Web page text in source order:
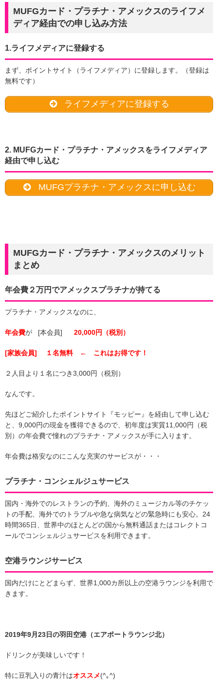
MUFGカード・プラチナ・アメックスのライフメ
ディア経由での申し込み方法
1.ライフメディアに登録する
まず、ポイントサイト（ライフメディア）に登録します。（登録は
無料です）
ライフメディアに登録する
2. MUFGカード・プラチナ・アメックスをライフメディア
経由で申し込む
MUFGプラチナ・アメックスに申し込む
MUFGカード・プラチナ・アメックスのメリット
まとめ
年会費２万円でアメックスプラチナが持てる
プラチナ・アメックスなのに、
年会費が [本会員] 20,000円（税別）
[家族会員] １名無料 ← これはお得です！
２人目より１名につき3,000円（税別）
なんです。
先ほどご紹介したポイントサイト『モッピー』を経由して申し込む
と、9,000円の現金を獲得できるので、初年度は実質11,000円（税
別）の年会費で憧れのプラチナ・アメックスが手に入ります。
年会費は格安なのにこんな充実のサービスが・・・
プラチナ・コンシェルジュサービス
国内・海外でのレストランの予約、海外のミュージカル等のチケッ
トの手配、海外でのトラブルや急な病気などの緊急時にも安心。24
時間365日、世界中のほとんどの国から無料通話またはコレクトコ
ールでコンシェルジュサービスを利用できます。
空港ラウンジサービス
国内だけにとどまらず、世界1,000カ所以上の空港ラウンジを利用で
きます。
2019年9月23日の羽田空港（エアポートラウンジ北）
ドリンクが美味しいです！
特に豆乳入りの青汁はオススメ(^｡^)